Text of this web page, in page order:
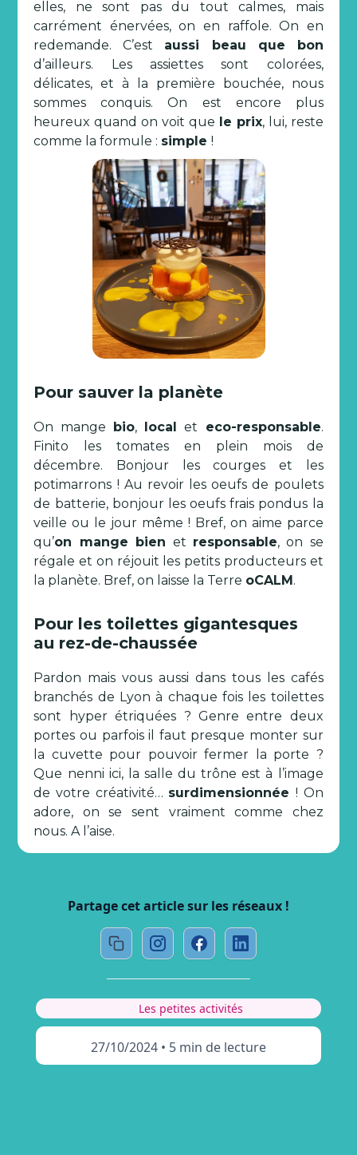
elles, ne sont pas du tout calmes, mais
carrément énervées, on en raffole. On en
redemande. C’est aussi beau que bon
d’ailleurs. Les assiettes sont colorées,
délicates, et à la première bouchée, nous
sommes conquis. On est encore plus
heureux quand on voit que le prix, lui, reste
comme la formule : simple!
Pour sauver la planète
On mange bio, local et eco-responsable.
Finito les tomates en plein mois de
décembre. Bonjour les courges et les
potimarrons ! Au revoir les oeufs de poulets
de batterie, bonjour les oeufs frais pondus la
veille ou le jour même ! Bref, on aime parce
qu’on mange bien et responsable, on se
régale et on réjouit les petits producteurs et
la planète. Bref, on laisse la Terre oCALM.
Pour les toilettes gigantesques
au rez-de-chaussée
Pardon mais vous aussi dans tous les cafés
branchés de Lyon à chaque fois les toilettes
sont hyper étriquées ? Genre entre deux
portes ou parfois il faut presque monter sur
la cuvette pour pouvoir fermer la porte ?
Que nenni ici, la salle du trône est à l’image
de votre créativité… surdimensionnée ! On
adore, on se sent vraiment comme chez
nous. A l’aise.
Partage cet article sur les réseaux !
Les petites activités
27/10/2024 • 5 min de lecture